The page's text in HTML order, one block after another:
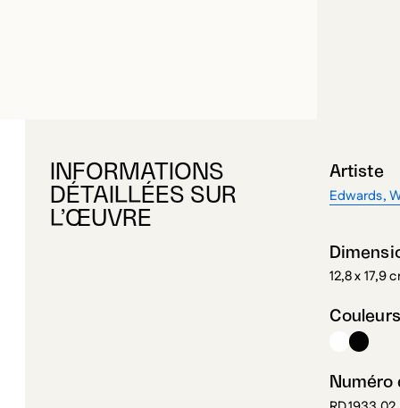
INFORMATIONS
DÉTAILLÉES SUR
L’ŒUVRE
Artiste
Edwards,
12,8 x 17,9 cm
Couleurs
Numéro
RD.1933.02